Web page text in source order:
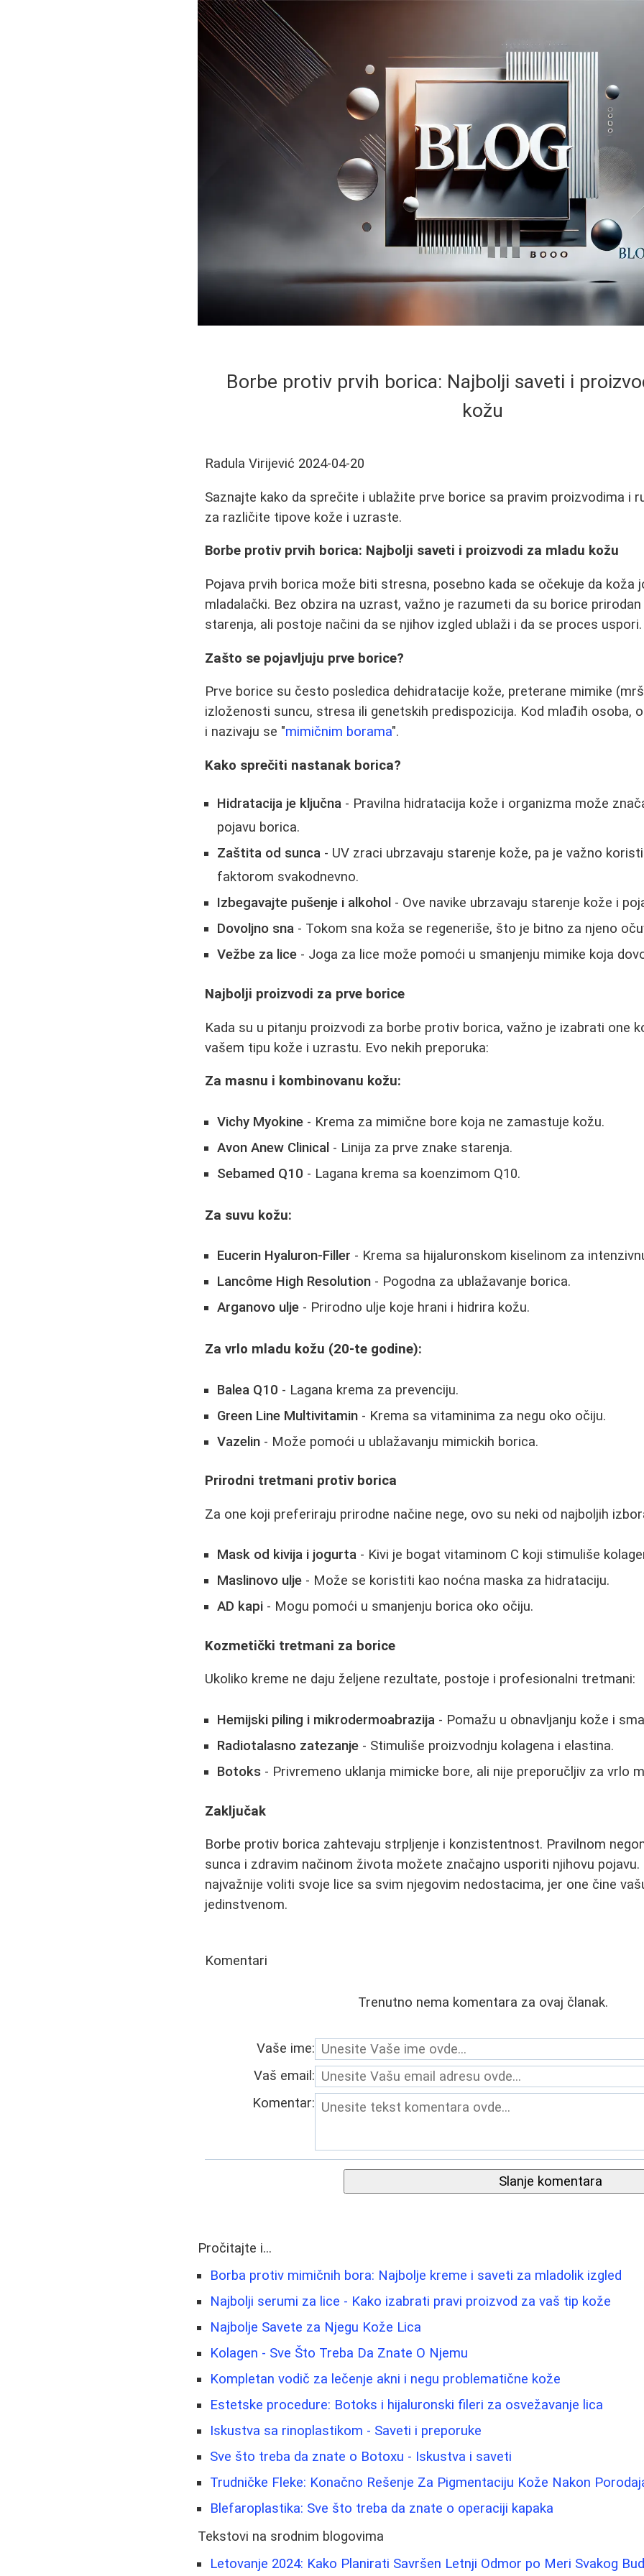
Borbe protiv prvih borica: Najbolji saveti i
kožu
Radula Virijević 2024-04-20
Saznajte kako da sprečite i ublažite prve borice sa pravim proizvodima i
za različite tipove kože i uzraste.
Borbe protiv prvih borica: Najbolji saveti i proizvodi za mladu kožu
Pojava prvih borica može biti stresna, posebno kada se očekuje da koža
mladalački. Bez obzira na uzrast, važno je razumeti da su borice
starenja, ali postoje načini da se njihov izgled ublaži i da se proces uspori.
Zašto se pojavljuju prve borice?
Prve borice su često posledica dehidratacije kože, preterane mimike
izloženosti suncu, stresa ili genetskih predispozicija. Kod mlađih osoba,
i nazivaju se "mimičnim borama".
Kako sprečiti nastanak borica?
Hidratacija je ključna - Pravilna hidratacija kože i organizma može
pojavu borica.
Zaštita od sunca - UV zraci ubrzavaju starenje kože, pa je važno
faktorom svakodnevno.
Izbegavajte pušenje i alkohol - Ove navike ubrzavaju starenje kože i
Dovoljno sna - Tokom sna koža se regeneriše, što je bitno za njeno
Vežbe za lice - Joga za lice može pomoći u smanjenju mimike koja
Najbolji proizvodi za prve borice
Kada su u pitanju proizvodi za borbe protiv borica, važno je izabrati one
vašem tipu kože i uzrastu. Evo nekih preporuka:
Za masnu i kombinovanu kožu:
Vichy Myokine - Krema za mimične bore koja ne zamastuje kožu.
Avon Anew Clinical - Linija za prve znake starenja.
Sebamed Q10 - Lagana krema sa koenzimom Q10.
Za suvu kožu:
Eucerin Hyaluron-Filler - Krema sa hijaluronskom kiselinom za
Lancôme High Resolution - Pogodna za ublažavanje borica.
Arganovo ulje - Prirodno ulje koje hrani i hidrira kožu.
Za vrlo mladu kožu (20-te godine):
Balea Q10 - Lagana krema za prevenciju.
Green Line Multivitamin - Krema sa vitaminima za negu oko očiju.
Vazelin - Može pomoći u ublažavanju mimickih borica.
Prirodni tretmani protiv borica
Za one koji preferiraju prirodne načine nege, ovo su neki od najboljih
Mask od kivija i jogurta - Kivi je bogat vitaminom C koji stimuliše
Maslinovo ulje - Može se koristiti kao noćna maska za hidrataciju.
AD kapi - Mogu pomoći u smanjenju borica oko očiju.
Kozmetički tretmani za borice
Ukoliko kreme ne daju željene rezultate, postoje i profesionalni tretmani:
Hemijski piling i mikrodermoabrazija - Pomažu u obnavljanju kože i
Radiotalasno zatezanje - Stimuliše proizvodnju kolagena i elastina.
Botoks - Privremeno uklanja mimicke bore, ali nije preporučljiv za vrlo
Zaključak
Borbe protiv borica zahtevaju strpljenje i konzistentnost. Pravilnom
sunca i zdravim načinom života možete značajno usporiti njihovu
najvažnije voliti svoje lice sa svim njegovim nedostacima, jer one čine
jedinstvenom.
Komentari
Trenutno nema komentara za ovaj članak.
Vaše ime:
Vaš email:
Komentar:
Slanje komentara
Pročitajte i...
Borba protiv mimičnih bora: Najbolje kreme i saveti za mladolik izgled
Najbolji serumi za lice - Kako izabrati pravi proizvod za vaš tip kože
Najbolje Savete za Njegu Kože Lica
Kolagen - Sve Što Treba Da Znate O Njemu
Kompletan vodič za lečenje akni i negu problematične kože
Estetske procedure: Botoks i hijaluronski fileri za osvežavanje lica
Iskustva sa rinoplastikom - Saveti i preporuke
Sve što treba da znate o Botoxu - Iskustva i saveti
Trudničke Fleke: Konačno Rešenje Za Pigmentaciju Kože Nakon
Blefaroplastika: Sve što treba da znate o operaciji kapaka
Tekstovi na srodnim blogovima
Letovanje 2024: Kako Planirati Savršen Letnji Odmor po Meri Svakog